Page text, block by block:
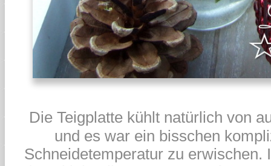
Die Teigplatte kühlt natürlich von
und es war ein bisschen
Schneidetemperatur zu erwischen.